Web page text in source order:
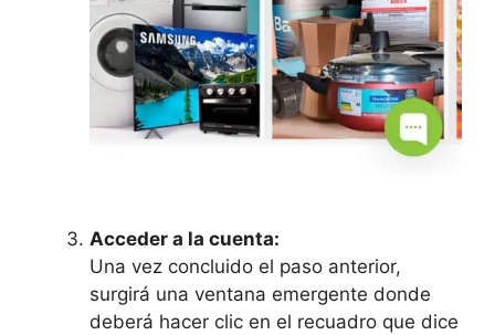
Acceder a la cuenta:
Una vez concluido el paso anterior,
surgirá una ventana emergente donde
deberá hacer clic en el recuadro que dice